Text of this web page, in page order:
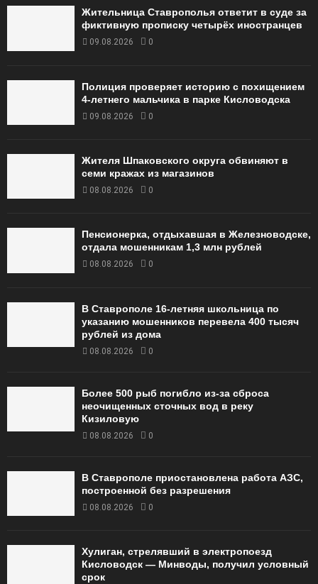
Жительница Ставрополья ответит в суде за
фиктивную прописку четырёх иностранцев
09.08.2026 0
Полиция проверяет историю с похищением
4-летнего мальчика в парке Кисловодска
09.08.2026 0
Жителя Шпаковского округа обвиняют в
семи кражах из магазинов
08.08.2026 0
Пенсионерка, отдыхавшая в Железноводске,
отдала мошенникам 1,3 млн рублей
08.08.2026 0
В Ставрополе 16-летняя школьница по
указанию мошенников перевела 400 тысяч
рублей из дома
08.08.2026 0
Более 500 рыб погибло из-за сброса
неочищенных сточных вод в реку
Кизиловую
08.08.2026 0
В Ставрополе приостановлена работа АЗС,
построенной без разрешения
08.08.2026 0
Хулиган, стрелявший в электропоезд
Кисловодск — Минводы, получил условный
срок